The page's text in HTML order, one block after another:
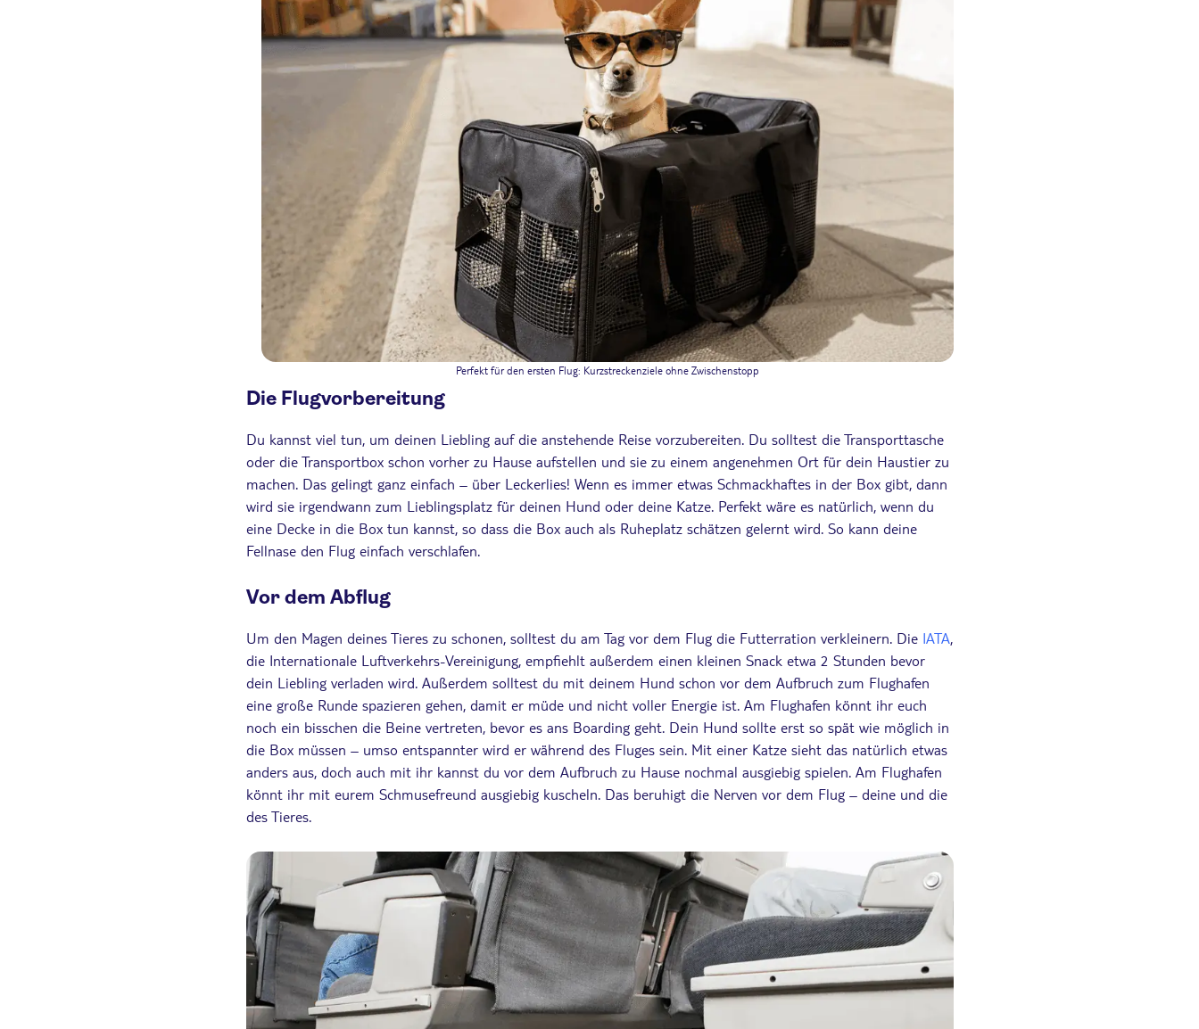
Perfekt für den ersten Flug: Kurzstreckenziele ohne Zwischenstopp
Die Flugvorbereitung
Du kannst viel tun, um deinen Liebling auf die anstehende Reise vorzubereiten. Du solltest die Transporttasche
oder die Transportbox schon vorher zu Hause aufstellen und sie zu einem angenehmen Ort für dein Haustier zu
machen. Das gelingt ganz einfach – über Leckerlies! Wenn es immer etwas Schmackhaftes in der Box gibt, dann
wird sie irgendwann zum Lieblingsplatz für deinen Hund oder deine Katze. Perfekt wäre es natürlich, wenn du
eine Decke in die Box tun kannst, so dass die Box auch als Ruheplatz schätzen gelernt wird. So kann deine
Fellnase den Flug einfach verschlafen.
Vor dem Abflug
Um den Magen deines Tieres zu schonen, solltest du am Tag vor dem Flug die Futterration verkleinern. Die IATA,
die Internationale Luftverkehrs-Vereinigung, empfiehlt außerdem einen kleinen Snack etwa 2 Stunden bevor
dein Liebling verladen wird. Außerdem solltest du mit deinem Hund schon vor dem Aufbruch zum Flughafen
eine große Runde spazieren gehen, damit er müde und nicht voller Energie ist. Am Flughafen könnt ihr euch
noch ein bisschen die Beine vertreten, bevor es ans Boarding geht. Dein Hund sollte erst so spät wie möglich in
die Box müssen – umso entspannter wird er während des Fluges sein. Mit einer Katze sieht das natürlich etwas
anders aus, doch auch mit ihr kannst du vor dem Aufbruch zu Hause nochmal ausgiebig spielen. Am Flughafen
könnt ihr mit eurem Schmusefreund ausgiebig kuscheln. Das beruhigt die Nerven vor dem Flug – deine und die
des Tieres.